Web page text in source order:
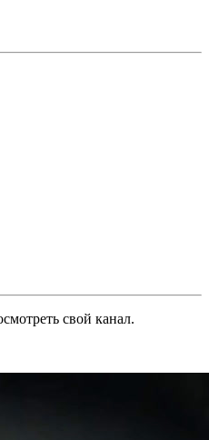
свой канал.